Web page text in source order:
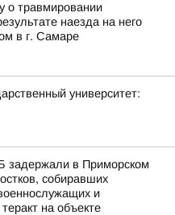
о травмировании
наезда на него
в г. Самаре
университет:
задержали в Приморском
собиравших
и
на объекте